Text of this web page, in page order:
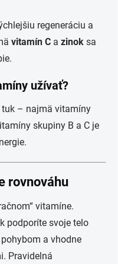
regeneráciu a
vitamín C a zinok sa
užívať?
tuk – najmä vitamíny
skupiny B a C je
rovnováhu
vitamíne.
podporíte svoje telo
a vhodne
Pravidelná